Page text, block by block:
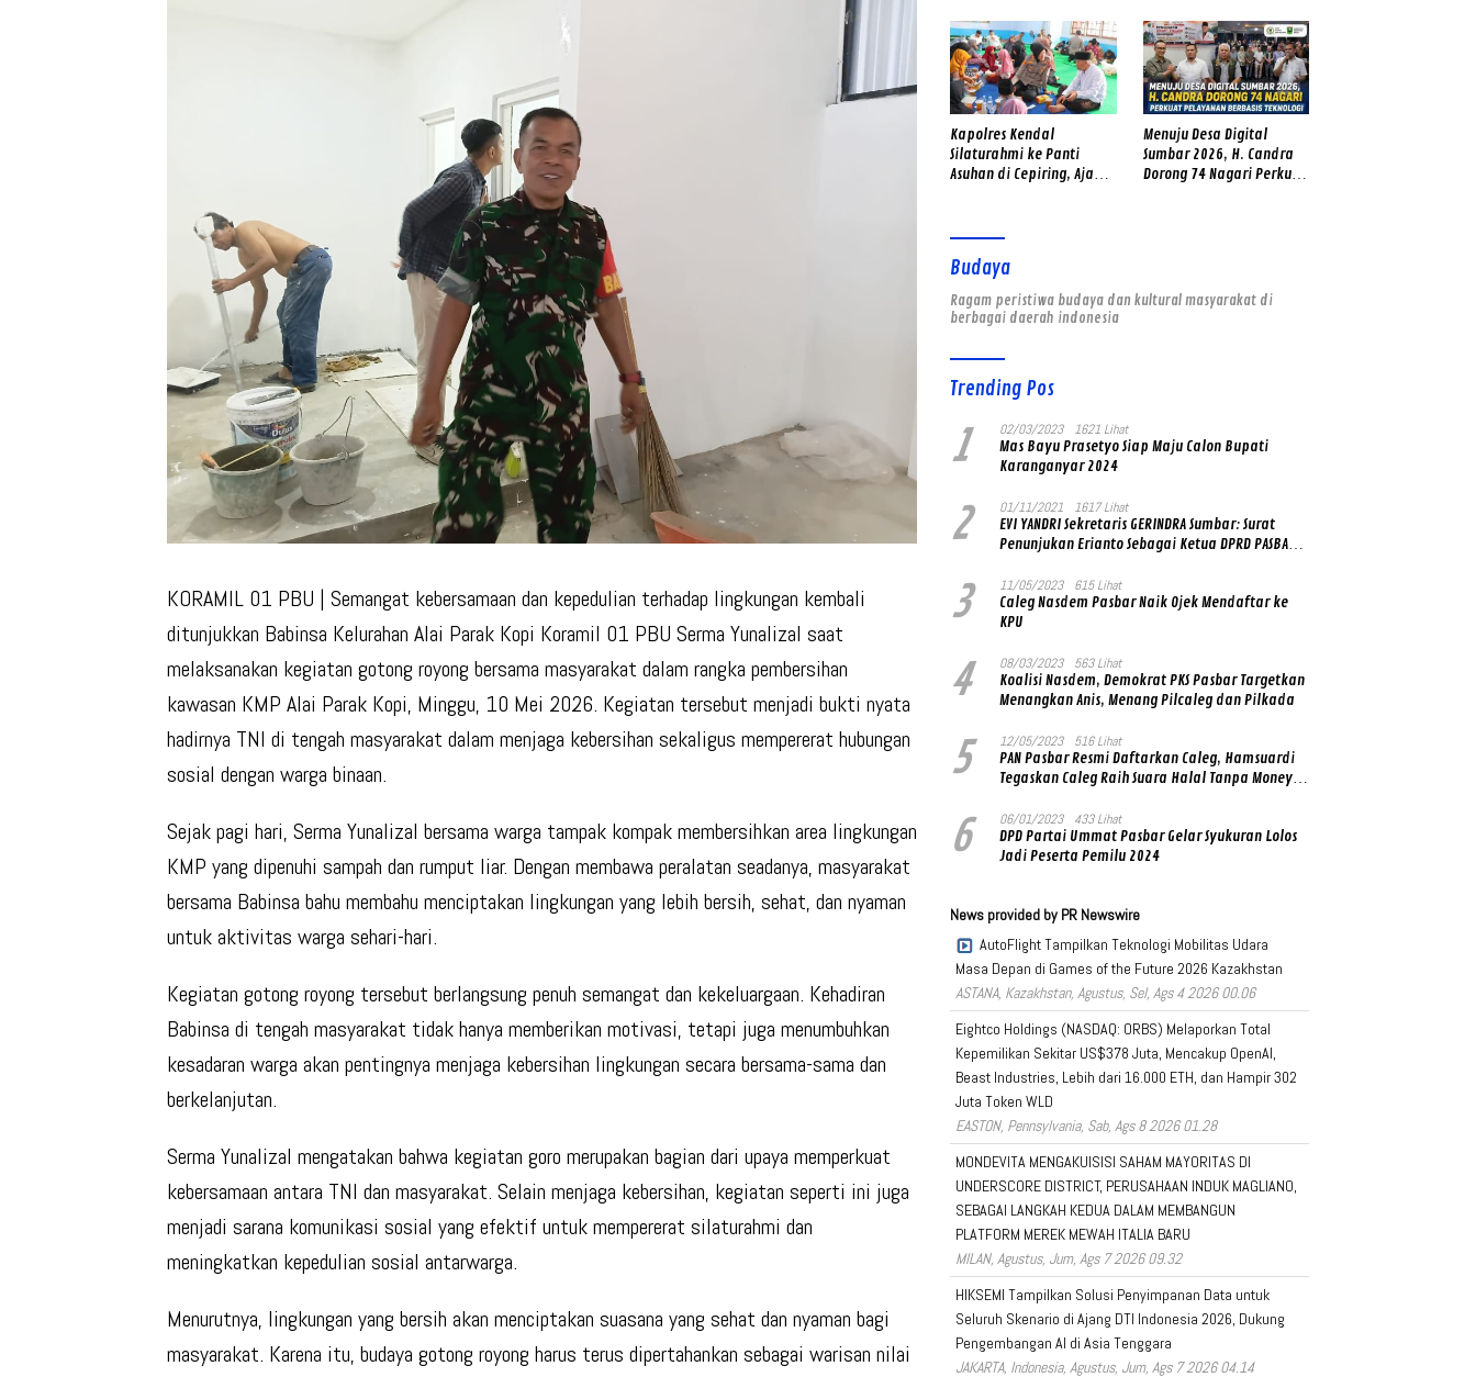
KORAMIL 01 PBU | Semangat kebersamaan dan kepedulian terhadap lingkungan kembali
ditunjukkan Babinsa Kelurahan Alai Parak Kopi Koramil 01 PBU Serma Yunalizal saat
melaksanakan kegiatan gotong royong bersama masyarakat dalam rangka pembersihan
kawasan KMP Alai Parak Kopi, Minggu, 10 Mei 2026. Kegiatan tersebut menjadi bukti nyata
hadirnya TNI di tengah masyarakat dalam menjaga kebersihan sekaligus mempererat hubungan
sosial dengan warga binaan.
Sejak pagi hari, Serma Yunalizal bersama warga tampak kompak membersihkan area lingkungan
KMP yang dipenuhi sampah dan rumput liar. Dengan membawa peralatan seadanya, masyarakat
bersama Babinsa bahu membahu menciptakan lingkungan yang lebih bersih, sehat, dan nyaman
untuk aktivitas warga sehari-hari.
Kegiatan gotong royong tersebut berlangsung penuh semangat dan kekeluargaan. Kehadiran
Babinsa di tengah masyarakat tidak hanya memberikan motivasi, tetapi juga menumbuhkan
kesadaran warga akan pentingnya menjaga kebersihan lingkungan secara bersama-sama dan
berkelanjutan.
Serma Yunalizal mengatakan bahwa kegiatan goro merupakan bagian dari upaya memperkuat
kebersamaan antara TNI dan masyarakat. Selain menjaga kebersihan, kegiatan seperti ini juga
menjadi sarana komunikasi sosial yang efektif untuk mempererat silaturahmi dan
meningkatkan kepedulian sosial antarwarga.
Menurutnya, lingkungan yang bersih akan menciptakan suasana yang sehat dan nyaman bagi
masyarakat. Karena itu, budaya gotong royong harus terus dipertahankan sebagai warisan nilai
Pelayanan kepada
Masyarakat
Kapolres Kendal
Silaturahmi ke Panti
Asuhan di Cepiring, Ajak
Menuju Desa Digital
Sumbar 2026, H. Candra
Dorong 74 Nagari Perkuat
Budaya
Ragam peristiwa budaya dan kultural masyarakat di
berbagai daerah indonesia
Trending Pos
1 02/03/2023 1621 Lihat
Mas Bayu Prasetyo Siap Maju Calon Bupati
Karanganyar 2024
2 01/11/2021 1617 Lihat
EVI YANDRI Sekretaris GERINDRA Sumbar: Surat
Penunjukan Erianto Sebagai Ketua DPRD PASBAR
Prabowo Subianto
3 11/05/2023 615 Lihat
Caleg Nasdem Pasbar Naik Ojek Mendaftar ke
KPU
4 08/03/2023 563 Lihat
Koalisi Nasdem, Demokrat PKS Pasbar Targetkan
Menangkan Anis, Menang Pilcaleg dan Pilkada
5 12/05/2023 516 Lihat
PAN Pasbar Resmi Daftarkan Caleg, Hamsuardi
Tegaskan Caleg Raih Suara Halal Tanpa Money
6 06/01/2023 433 Lihat
DPD Partai Ummat Pasbar Gelar Syukuran Lolos
Jadi Peserta Pemilu 2024
News provided by PR Newswire
AutoFlight Tampilkan Teknologi Mobilitas Udara
Masa Depan di Games of the Future 2026 Kazakhstan
ASTANA, Kazakhstan, Agustus, Sel, Ags 4 2026 00.06
Eightco Holdings (NASDAQ: ORBS) Melaporkan Total
Kepemilikan Sekitar US$378 Juta, Mencakup OpenAI,
Beast Industries, Lebih dari 16.000 ETH, dan Hampir 302
Juta Token WLD
EASTON, Pennsylvania, Sab, Ags 8 2026 01.28
MONDEVITA MENGAKUISISI SAHAM MAYORITAS DI
UNDERSCORE DISTRICT, PERUSAHAAN INDUK MAGLIANO,
SEBAGAI LANGKAH KEDUA DALAM MEMBANGUN
PLATFORM MEREK MEWAH ITALIA BARU
MILAN, Agustus, Jum, Ags 7 2026 09.32
HIKSEMI Tampilkan Solusi Penyimpanan Data untuk
Seluruh Skenario di Ajang DTI Indonesia 2026, Dukung
Pengembangan AI di Asia Tenggara
JAKARTA, Indonesia, Agustus, Jum, Ags 7 2026 04.14